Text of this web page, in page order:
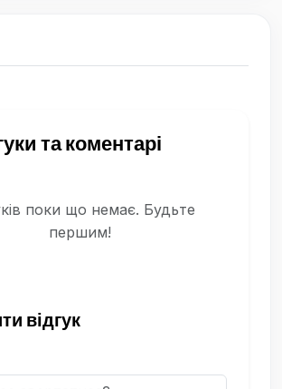
та коментарі
поки що немає. Будьте
першим!
відгук